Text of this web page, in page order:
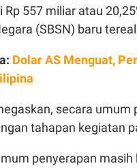
Rp 557 miliar atau
(SBSN) baru
Dolar AS Menguat,
secara
tahapan kegiatan
penyerapan